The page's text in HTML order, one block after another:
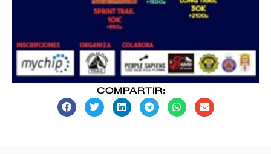
COMPARTIR: